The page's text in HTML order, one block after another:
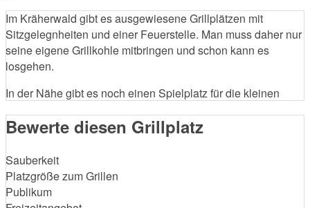
Im Kräherwald gibt es ausgewiesene Grillplätzen mit
Sitzgelegnheiten und einer Feuerstelle. Man muss daher nur
seine eigene Grillkohle mitbringen und schon kann es
losgehen.
In der Nähe gibt es noch einen Spielplatz für die kleinen
Bewerte diesen Grillplatz
Sauberkeit
Platzgröße zum Grillen
Publikum